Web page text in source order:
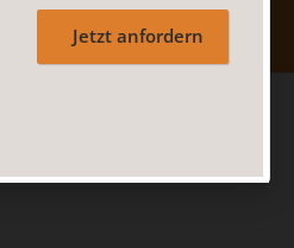
Jetzt anfordern